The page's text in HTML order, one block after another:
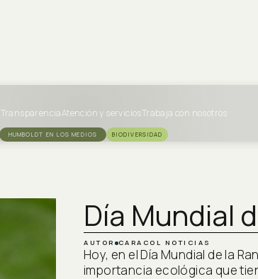
TransparenciaAtención y serviciosTrabaja con nosotros
HUMBOLDT EN LOS MEDIOS BIODIVERSIDAD
Día Mundial
AUTOR CARACOL NOTICIAS
Hoy, en el Día Mundial de la
importancia ecológica que